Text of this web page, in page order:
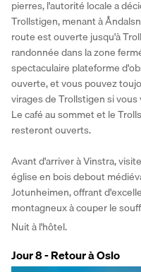
pierres, l'autorité locale a
Trollstigen, menant à
route est ouverte jusqu'à
randonnée dans la zone
spectaculaire plateforme
ouverte, et vous pouvez
virages de Trollstigen si
Le café au sommet et le
resteront ouverts.
Avant d'arriver à Vinstra,
église en bois debout
Jotunheimen, offrant
montagneux à couper le
Nuit à l'hôtel.
Jour 8 - Retour à Oslo